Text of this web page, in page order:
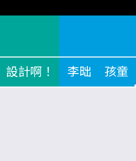
設計啊！ 李昢 孩童